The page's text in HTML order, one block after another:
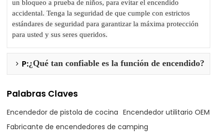
un bloqueo a prueba de niños, para evitar el encendido
accidental. Tenga la seguridad de que cumple con estrictos
estándares de seguridad para garantizar la máxima protección
para usted y sus seres queridos.
P:¿Qué tan confiable es la función de encendido?
Palabras Claves
Encendedor de pistola de cocina Encendedor utilitario OEM
Fabricante de encendedores de camping